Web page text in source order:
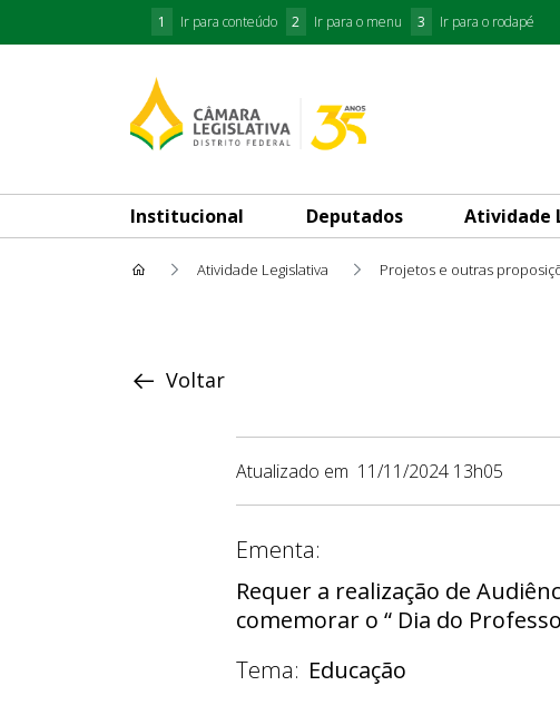
1 Ir para conteúdo 2 Ir para o menu 3 Ir para o rodapé
Institucional Deputados Atividade
Atividade Legislativa Projetos e outras
Voltar
Atualizado em 11/11/2024 13h05
Ementa:
Requer a realização de
comemorar o “ Dia do
Tema: Educação